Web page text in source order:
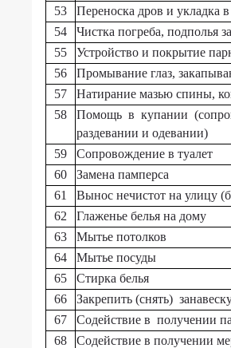
бюджетных
ассигнований
в
форме
на
дому
Сведения
о
численности
получателей
социальных
услуг,
об
объёме
социальных
услуг
за
счёт
бюджетных
53
Переноска дров и укладка
54
Чистка погреба, подполья
55
Устройство и покрытие
56
Промывание глаз,
57
Натирание мазью спины,
58
Помощь в купании
раздевании и одевании)
59
Сопровождение в туалет
60
Замена памперса
61
Вынос нечистот на улицу
62
Глаженье белья на дому
63
Мытье потолков
64
Мытье посуды
65
Стирка белья
66
Закрепить (снять)
67
Содействие в получении
68
Содействие в получении